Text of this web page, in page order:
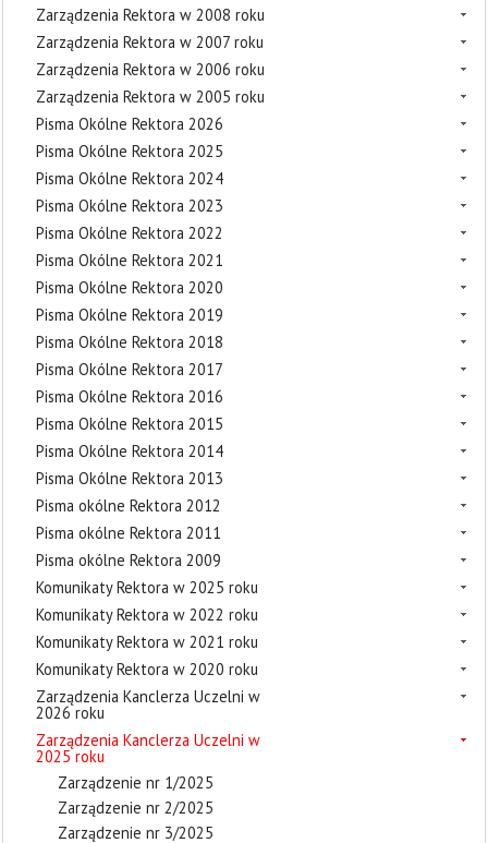
Zarządzenia Rektora w 2008 roku
Zarządzenia Rektora w 2007 roku
Zarządzenia Rektora w 2006 roku
Zarządzenia Rektora w 2005 roku
Pisma Okólne Rektora 2026
Pisma Okólne Rektora 2025
Pisma Okólne Rektora 2024
Pisma Okólne Rektora 2023
Pisma Okólne Rektora 2022
Pisma Okólne Rektora 2021
Pisma Okólne Rektora 2020
Pisma Okólne Rektora 2019
Pisma Okólne Rektora 2018
Pisma Okólne Rektora 2017
Pisma Okólne Rektora 2016
Pisma Okólne Rektora 2015
Pisma Okólne Rektora 2014
Pisma Okólne Rektora 2013
Pisma okólne Rektora 2012
Pisma okólne Rektora 2011
Pisma okólne Rektora 2009
Komunikaty Rektora w 2025 roku
Komunikaty Rektora w 2022 roku
Komunikaty Rektora w 2021 roku
Komunikaty Rektora w 2020 roku
Zarządzenia Kanclerza Uczelni w
2026 roku
Zarządzenia Kanclerza Uczelni w
2025 roku
Zarządzenie nr 1/2025
Zarządzenie nr 2/2025
Zarządzenie nr 3/2025